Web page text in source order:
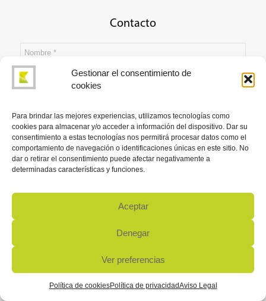
Gestionar el consentimiento de
cookies
Para brindar las mejores experiencias, utilizamos tecnologías como
cookies para almacenar y/o acceder a información del dispositivo. Dar su
consentimiento a estas tecnologías nos permitirá procesar datos como el
comportamiento de navegación o identificaciones únicas en este sitio. No
dar o retirar el consentimiento puede afectar negativamente a
determinadas características y funciones.
Aceptar
Denegar
Ver preferencias
Política de cookiesPolítica de privacidadAviso Legal
Contacto
He leído y acepto elAviso Legaly la